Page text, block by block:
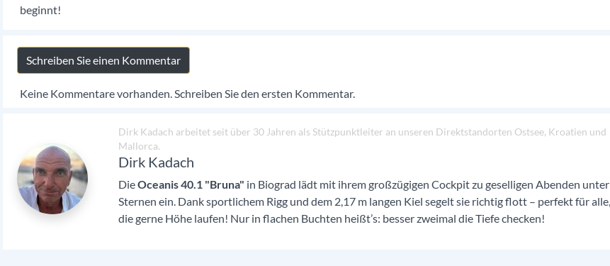
beginnt!
Schreiben Sie einen Kommentar
Keine Kommentare vorhanden. Schreiben Sie den ersten Kommentar.
Dirk Kadach arbeitet seit über 30 Jahren als Stützpunktleiter an unseren Direktstandorten Ostsee, Kroatien und
Mallorca.
Dirk Kadach
DieOceanis 40.1 "Bruna" in Biograd lädt mitihrem großzügigen Cockpit zu geselligen Abenden unter
Sternen ein. Dank sportlichem Rigg und dem 2,17 m langen Kiel segelt sie richtig flott – perfekt für alle,
die gerne Höhe laufen! Nur in flachen Buchten heißt’s: besser zweimal die Tiefe checken!